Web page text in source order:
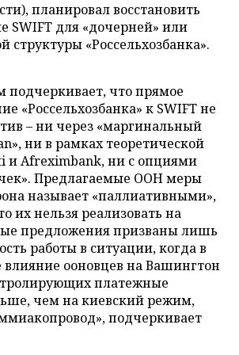
планировал восстановить
SWIFT для «дочерней» или
структуры «Россельхозбанка».
подчеркивает, что прямое
«Россельхозбанка» к SWIFT не
– ни через «маргинальный
ни в рамках теоретической
и Afreximbank, ни с опциями
Предлагаемые ООН меры
называет «паллиативными»,
их нельзя реализовать на
предложения призваны лишь
работы в ситуации, когда в
ооновцев на Вашингтон
платежные
чем на киевский режим,
подчеркивает